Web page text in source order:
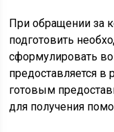
При обращении за
подготовить
сформулировать
предоставляется в
готовым
для получения